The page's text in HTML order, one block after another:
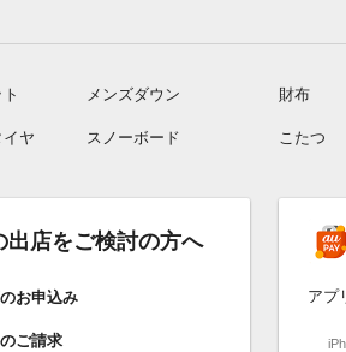
メンズダウン 財布
イヤ スノーボード こたつ
出店をご検討の方へ
お申込み
ご請求
アプ